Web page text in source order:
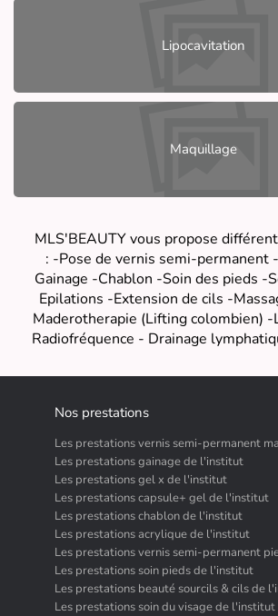
Lipocavitation
Maquillage
MLS'BEAUTY vous propose
: -Pose de vernis semi-permanent
Gainage -Chablon -Soin des pieds -
Epilations -Extension de cils -
Maderotherapie (Lifting colombien)
Radiofréquence - Drainage
Nos prestations
Les prestations vernis semi-permanent
Les prestations gainage de l'institut
Les prestations gel x de l'institut
Les prestations capsule+ gel de l'institut
Les prestations chablon de l'institut
Les prestations acrylique de l'institut
Les prestations vernis semi-permanent
Les prestations soin pieds de l'institut
Les prestations beauté sourcils & cils de
Les prestations soin du visage de l'institut